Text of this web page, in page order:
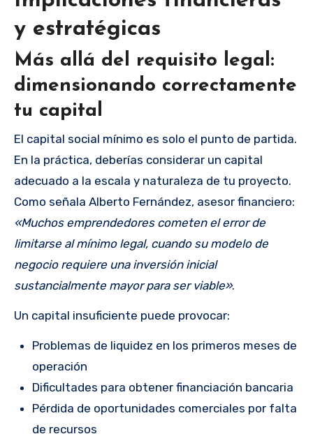
y estratégicas
Más allá del requisito legal:
dimensionando correctamente
tu capital
El capital social mínimo es solo el punto de partida.
En la práctica, deberías considerar un capital
adecuado a la escala y naturaleza de tu proyecto.
Como señala Alberto Fernández, asesor financiero:
«Muchos emprendedores cometen el error de
limitarse al mínimo legal, cuando su modelo de
negocio requiere una inversión inicial
sustancialmente mayor para ser viable».
Un capital insuficiente puede provocar:
Problemas de liquidez en los primeros meses de
operación
Dificultades para obtener financiación bancaria
Pérdida de oportunidades comerciales por falta
de recursos